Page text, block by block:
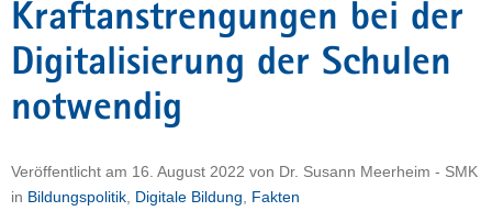
i
f
e
d
N
a
Kraftanstrengungen bei der
Digitalisierung der Schulen
notwendig
Veröffentlicht am 16. August 2022 von Dr. Susann Meerheim - SMK
in Bildungspolitik Digitale Bildung Fakten